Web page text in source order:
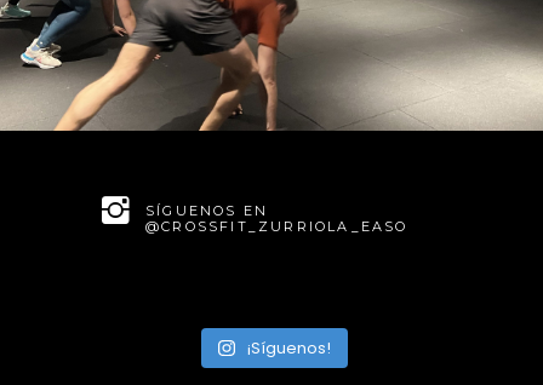
SÍGUENOS EN
@CROSSFIT_ZURRIOLA_EASO
¡Síguenos!